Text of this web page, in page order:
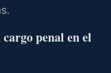
cargo penal en el